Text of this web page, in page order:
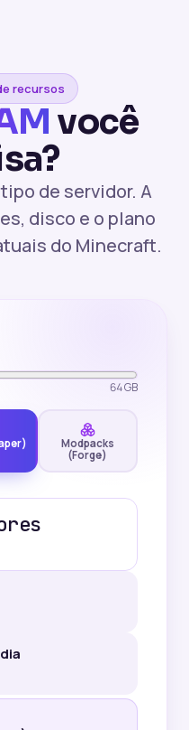
recursos
você
de servidor. A
disco e o plano
do Minecraft.
64 GB
Modpacks
(Forge)